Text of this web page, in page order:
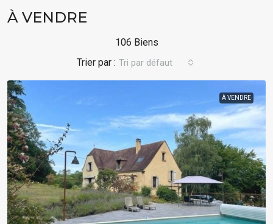
À VENDRE
106 Biens
Tri par défaut
À VENDRE